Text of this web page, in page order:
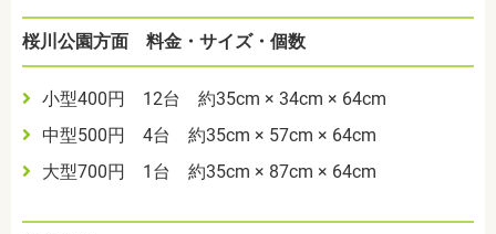
桜川公園方面 料金・サイズ・個数
小型400円 12台 約35cm × 34cm × 64cm
中型500円 4台 約35cm × 57cm × 64cm
大型700円 1台 約35cm × 87cm × 64cm